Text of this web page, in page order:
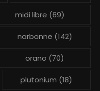
midi libre (69)
narbonne (142)
orano (70)
plutonium (18)